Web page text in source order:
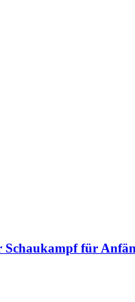
für